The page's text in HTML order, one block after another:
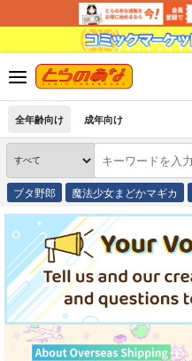
全年齢向け 成年向け
ブタ野郎 魔法少女まどかマギカ